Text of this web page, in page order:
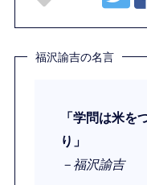
福沢諭吉の名言
「学問は米を
り」
－福沢諭吉